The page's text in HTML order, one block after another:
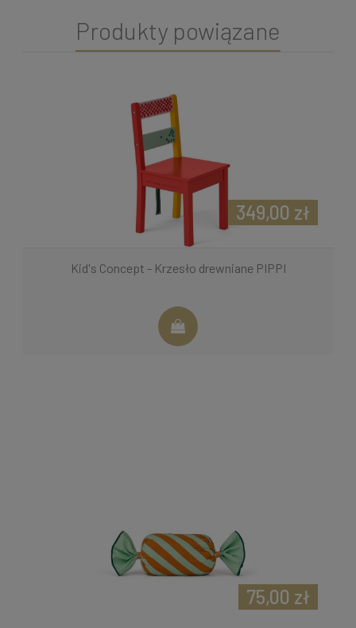
Produkty powiązane
Kid's Concept - Krzesło drewniane PIPPI
349,00 zł
75,00 zł